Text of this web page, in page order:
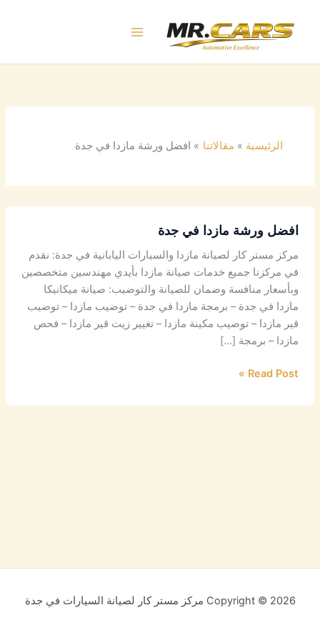
المحتوى
الرئيسية مقالاتنا افضل ورشة مازدا في جدة
افضل ورشة مازدا في جدة
مركز مستر كار لصيانة مازدا والسيارات اليابانية في جدة: نقدم
في مركزنا جميع خدمات صيانة مازدا بأيدي مهندسين متخصصين
وبأسعار منافسة وضمان للصيانة والتوضيب: صيانة ميكانيكا
مازدا في جدة – برمجة مازدا في جدة – توضيب مازدا – توضيب
قير مازدا – توضيب مكينة مازدا – تغيير زيت قير مازدا – فحص
مازدا – برمجة […]
Read Post »
Copyright © 2026 مركز مستر كار لصيانة السيارات في جدة